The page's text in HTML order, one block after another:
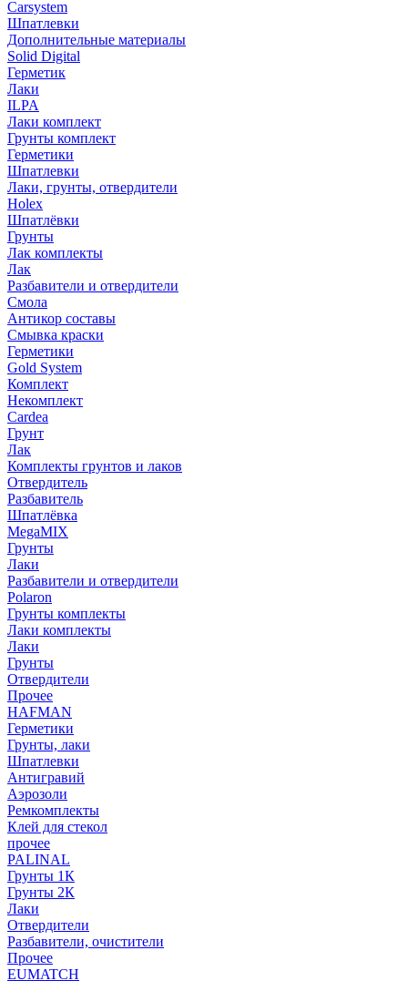
Carsystem
Шпатлевки
Дополнительные материалы
Solid Digital
Герметик
Лаки
ILPA
Лаки комплект
Грунты комплект
Герметики
Шпатлевки
Лаки, грунты, отвердители
Holex
Шпатлёвки
Грунты
Лак комплекты
Лак
Разбавители и отвердители
Смола
Антикор составы
Смывка краски
Герметики
Gold System
Комплект
Некомплект
Cardea
Грунт
Лак
Комплекты грунтов и лаков
Отвердитель
Разбавитель
Шпатлёвка
MegaMIX
Грунты
Лаки
Разбавители и отвердители
Polaron
Грунты комплекты
Лаки комплекты
Лаки
Грунты
Отвердители
Прочее
HAFMAN
Герметики
Грунты, лаки
Шпатлевки
Антигравий
Аэрозоли
Ремкомплекты
Клей для стекол
прочее
PALINAL
Грунты 1К
Грунты 2К
Лаки
Отвердители
Разбавители, очистители
Прочее
EUMATCH